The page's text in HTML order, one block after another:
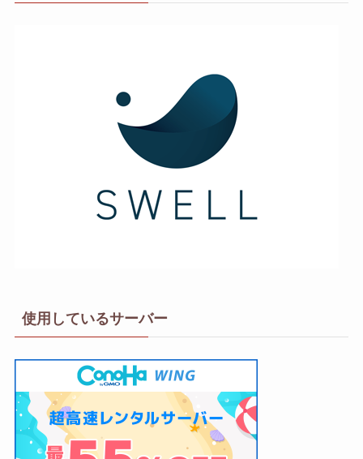
使用しているサーバー